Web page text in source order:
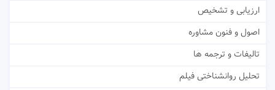
ارزیابی و تشخیص
اصول و فنون مشاوره
تالیفات و ترجمه ها
تحلیل روانشناختی فیلم